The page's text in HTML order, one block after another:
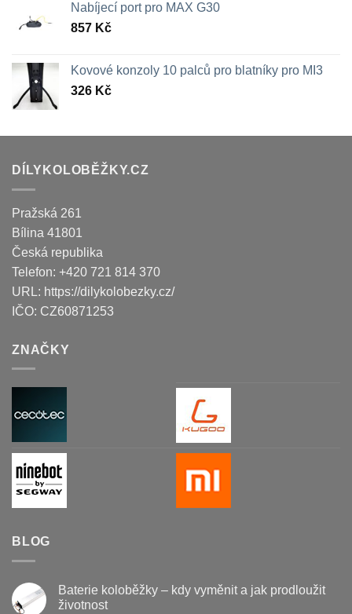
Nabíjecí port pro MAX G30
857 Kč
Kovové konzoly 10 palců pro blatníky pro MI3
326 Kč
DÍLYKOLOBĚŽKY.CZ
Pražská 261
Bílina 41801
Česká republika
Telefon: +420 721 814 370
URL: https://dilykolobezky.cz/
IČO: CZ60871253
ZNAČKY
BLOG
Baterie koloběžky – kdy vyměnit a jak prodloužit
životnost